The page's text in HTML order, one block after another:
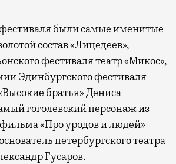
были самые именитые
состав «Лицедеев»,
фестиваля театр «Микос»,
Эдинбургского фестиваля
братья» Дениса
гоголевский персонаж из
«Про уродов и людей»
петербургского театра
Гусаров.